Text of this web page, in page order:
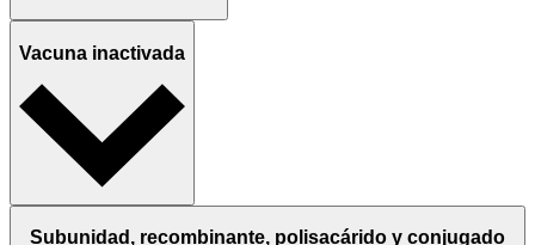
Vacuna inactivada
Subunidad, recombinante, polisacárido y conjugado